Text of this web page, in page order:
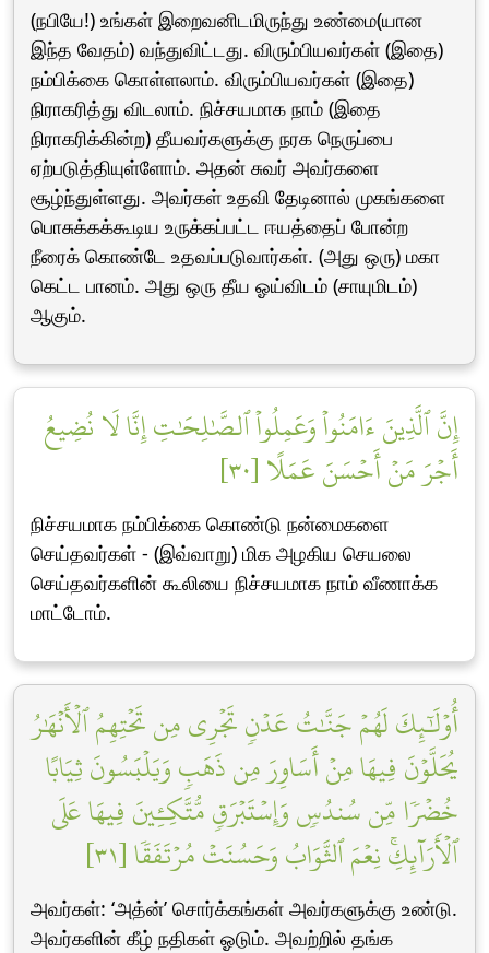
(நபியே!) உங்கள் இறைவனிடமிருந்து உண்மை(யான
இந்த வேதம்) வந்துவிட்டது. விரும்பியவர்கள் (இதை)
நம்பிக்கை கொள்ளலாம். விரும்பியவர்கள் (இதை)
நிராகரித்து விடலாம். நிச்சயமாக நாம் (இதை
நிராகரிக்கின்ற) தீயவர்களுக்கு நரக நெருப்பை
ஏற்படுத்தியுள்ளோம். அதன் சுவர் அவர்களை
சூழ்ந்துள்ளது. அவர்கள் உதவி தேடினால் முகங்களை
பொசுக்கக்கூடிய உருக்கப்பட்ட ஈயத்தைப் போன்ற
நீரைக் கொண்டே உதவப்படுவார்கள். (அது ஒரு) மகா
கெட்ட பானம். அது ஒரு தீய ஓய்விடம் (சாயுமிடம்)
ஆகும்.
إِنَّ ٱلَّذِينَ ءَامَنُواْ وَعَمِلُواْ ٱلصَّٰلِحَٰتِ إِنَّا لَا نُضِيعُ
أَجۡرَ مَنۡ أَحۡسَنَ عَمَلًا [٣٠]
நிச்சயமாக நம்பிக்கை கொண்டு நன்மைகளை
செய்தவர்கள் - (இவ்வாறு) மிக அழகிய செயலை
செய்தவர்களின் கூலியை நிச்சயமாக நாம் வீணாக்க
மாட்டோம்.
أُوْلَٰٓئِكَ لَهُمۡ جَنَّٰتُ عَدۡنٖ تَجۡرِي مِن تَحۡتِهِمُ ٱلۡأَنۡهَٰرُ
يُحَلَّوۡنَ فِيهَا مِنۡ أَسَاوِرَ مِن ذَهَبٖ وَيَلۡبَسُونَ ثِيَابًا
خُضۡرٗا مِّن سُندُسٖ وَإِسۡتَبۡرَقٖ مُّتَّكِـِٔينَ فِيهَا عَلَى
ٱلۡأَرَآئِكِۚ نِعۡمَ ٱلثَّوَابُ وَحَسُنَتۡ مُرۡتَفَقٗا [٣١]
அவர்கள்: ‘அத்ன்’ சொர்க்கங்கள் அவர்களுக்கு உண்டு.
அவர்களின் கீழ் நதிகள் ஓடும். அவற்றில் தங்க